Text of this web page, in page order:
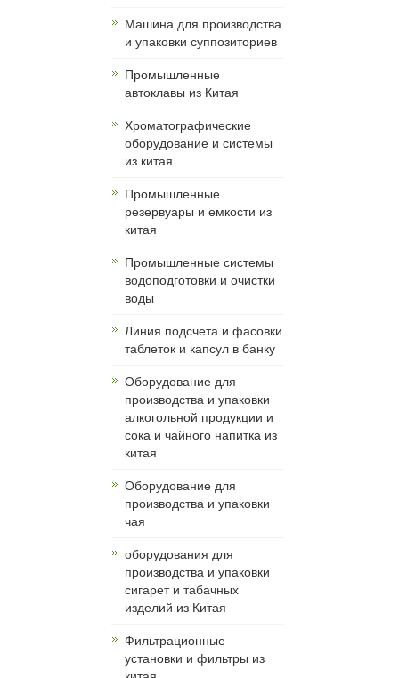
Машина для производства
и упаковки суппозиториев
Промышленные
автоклавы из Китая
Хроматографические
оборудование и системы
из китая
Промышленные
резервуары и емкости из
китая
Промышленные системы
водоподготовки и очистки
воды
Линия подсчета и фасовки
таблеток и капсул в банку
Оборудование для
производства и упаковки
алкогольной продукции и
сока и чайного напитка из
китая
Оборудование для
производства и упаковки
чая
оборудования для
производства и упаковки
сигарет и табачных
изделий из Китая
Фильтрационные
установки и фильтры из